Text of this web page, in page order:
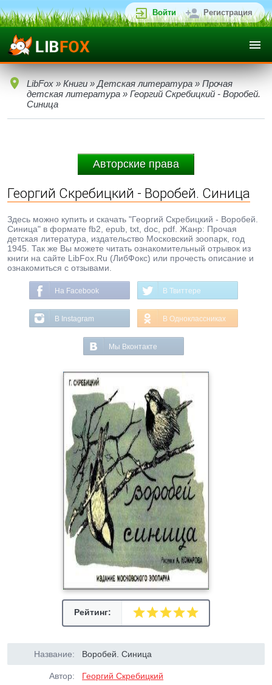
Войти Регистрация
LibFox » Книги » Детская литература » Прочая
детская литература » Георгий Скребицкий - Воробей.
Синица
Авторские права
Георгий Скребицкий - Воробей. Синица
Здесь можно купить и скачать "Георгий Скребицкий - Воробей.
Синица" в формате fb2, epub, txt, doc, pdf. Жанр: Прочая
детская литература, издательство Московский зоопарк, год
1945. Так же Вы можете читать ознакомительный отрывок из
книги на сайте LibFox.Ru (ЛибФокс) или прочесть описание и
ознакомиться с отзывами.
На Facebook В Твиттере
В Instagram В Одноклассниках
Мы Вконтакте
Рейтинг:
Название: Воробей. Синица
Автор: Георгий Скребицкий